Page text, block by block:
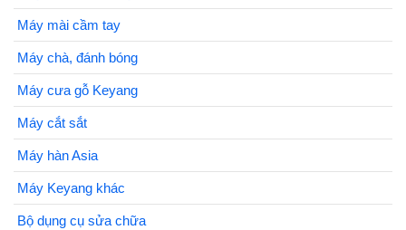
Máy mài cầm tay
Máy chà, đánh bóng
Máy cưa gỗ Keyang
Máy cắt sắt
Máy hàn Asia
Máy Keyang khác
Bộ dụng cụ sửa chữa